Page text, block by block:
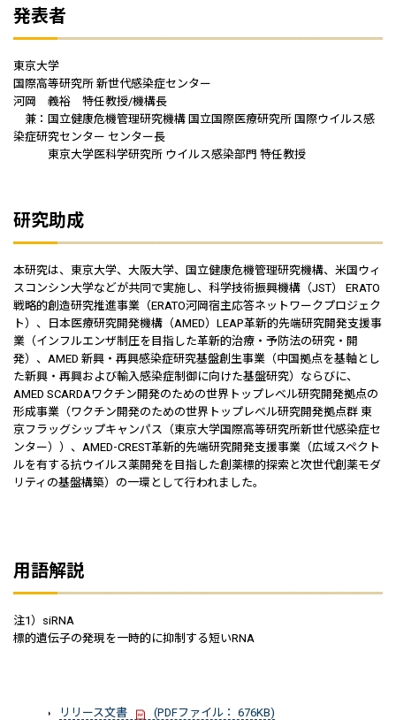
発表者
東京大学
国際高等研究所 新世代感染症センター
河岡 義裕 特任教授/機構長
兼：国立健康危機管理研究機構 国立国際医療研究所 国際ウイルス感
染症研究センター センター長
東京大学医科学研究所 ウイルス感染部門 特任教授
研究助成
本研究は、東京大学、大阪大学、国立健康危機管理研究機構、米国ウィ
スコンシン大学などが共同で実施し、科学技術振興機構（JST） ERATO
戦略的創造研究推進事業（ERATO河岡宿主応答ネットワークプロジェク
ト）、日本医療研究開発機構（AMED）LEAP革新的先端研究開発支援事
業（インフルエンザ制圧を目指した革新的治療・予防法の研究・開
発）、AMED 新興・再興感染症研究基盤創生事業（中国拠点を基軸とし
た新興・再興および輸入感染症制御に向けた基盤研究）ならびに、
AMED SCARDAワクチン開発のための世界トップレベル研究開発拠点の
形成事業（ワクチン開発のための世界トップレベル研究開発拠点群 東
京フラッグシップキャンパス（東京大学国際高等研究所新世代感染症セ
ンター））、AMED-CREST革新的先端研究開発支援事業（広域スペクト
ルを有する抗ウイルス薬開発を目指した創薬標的探索と次世代創薬モダ
リティの基盤構築）の一環として行われました。
用語解説
注1）siRNA
標的遺伝子の発現を一時的に抑制する短いRNA
リリース文書 (PDFファイル： 676KB)